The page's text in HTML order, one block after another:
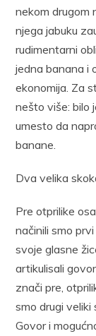
nekom drugom
njega jabuku
rudimentarni
jedna banana i
ekonomija. Za
nešto više: bilo
umesto da
banane.
Dva velika
Pre otprilike
načinili smo
svoje glasne
artikulisali
znači pre,
smo drugi veliki
Govor i